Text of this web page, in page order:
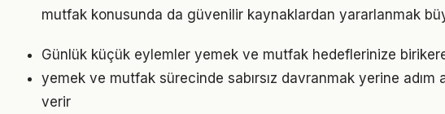
mutfak konusunda da güvenilir kaynaklardan yararlanmak
Günlük küçük eylemler yemek ve mutfak hedeflerinize
yemek ve mutfak sürecinde sabırsız davranmak yerine adım
verir